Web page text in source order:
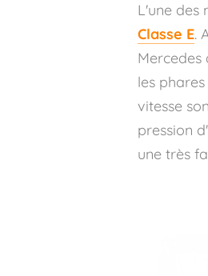
L'une des
Classe E.
Mercedes
les
vitesse
pression
une très